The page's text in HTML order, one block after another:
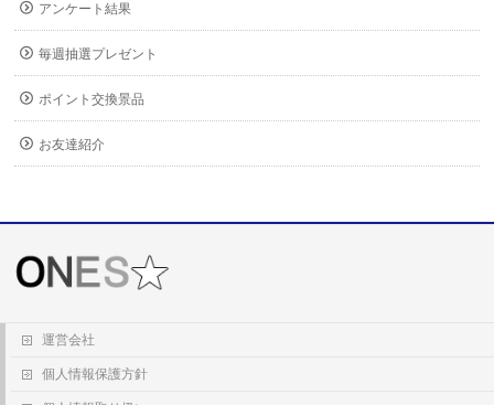
アンケート結果
毎週抽選プレゼント
ポイント交換景品
お友達紹介
運営会社
個人情報保護方針